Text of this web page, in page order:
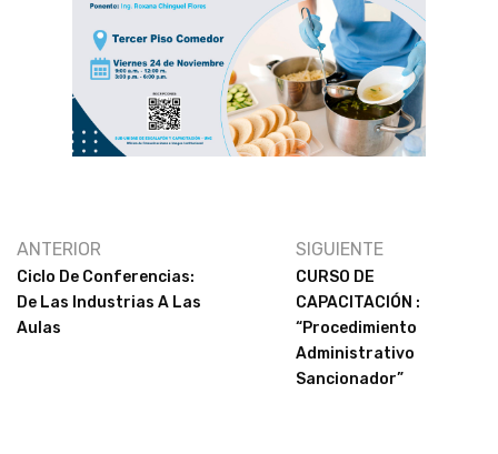
ANTERIOR
Ciclo De Conferencias:
De Las Industrias A Las
Aulas
SIGUIENTE
CURSO DE
CAPACITACIÓN :
“Procedimiento
Administrativo
Sancionador”